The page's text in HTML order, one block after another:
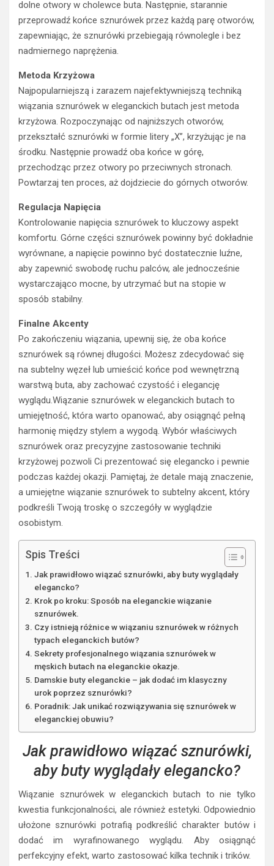
dolne otwory w cholewce buta. Następnie, starannie
przeprowadź końce sznurówek przez każdą parę otworów,
zapewniając, że sznurówki przebiegają równolegle i bez
nadmiernego naprężenia.
Metoda Krzyżowa
Najpopularniejszą i zarazem najefektywniejszą techniką
wiązania sznurówek w eleganckich butach jest metoda
krzyżowa. Rozpoczynając od najniższych otworów,
przekształć sznurówki w formie litery „X”, krzyżując je na
środku. Następnie prowadź oba końce w górę,
przechodząc przez otwory po przeciwnych stronach.
Powtarzaj ten proces, aż dojdziecie do górnych otworów.
Regulacja Napięcia
Kontrolowanie napięcia sznurówek to kluczowy aspekt
komfortu. Górne części sznurówek powinny być dokładnie
wyrównane, a napięcie powinno być dostatecznie luźne,
aby zapewnić swobodę ruchu palców, ale jednocześnie
wystarczająco mocne, by utrzymać but na stopie w
sposób stabilny.
Finalne Akcenty
Po zakończeniu wiązania, upewnij się, że oba końce
sznurówek są równej długości. Możesz zdecydować się
na subtelny węzeł lub umieścić końce pod wewnętrzną
warstwą buta, aby zachować czystość i elegancję
wyglądu.Wiązanie sznurówek w eleganckich butach to
umiejętność, która warto opanować, aby osiągnąć pełną
harmonię między stylem a wygodą. Wybór właściwych
sznurówek oraz precyzyjne zastosowanie techniki
krzyżowej pozwoli Ci prezentować się elegancko i pewnie
podczas każdej okazji. Pamiętaj, że detale mają znaczenie,
a umiejętne wiązanie sznurówek to subtelny akcent, który
podkreśli Twoją troskę o szczegóły w wyglądzie
osobistym.
Spis Treści
Jak prawidłowo wiązać sznurówki, aby buty wyglądały
elegancko?
Krok po kroku: Sposób na eleganckie wiązanie
sznurówek.
Czy istnieją różnice w wiązaniu sznurówek w różnych
typach eleganckich butów?
Sekrety profesjonalnego wiązania sznurówek w
męskich butach na eleganckie okazje.
Damskie buty eleganckie – jak dodać im klasyczny
urok poprzez sznurówki?
Poradnik: Jak unikać rozwiązywania się sznurówek w
eleganckiej obuwiu?
Jak prawidłowo wiązać sznurówki,
aby buty wyglądały elegancko?
Wiązanie sznurówek w eleganckich butach to nie tylko
kwestia funkcjonalności, ale również estetyki. Odpowiednio
ułożone sznurówki potrafią podkreślić charakter butów i
dodać im wyrafinowanego wyglądu. Aby osiągnąć
perfekcyjny efekt, warto zastosować kilka technik i trików.